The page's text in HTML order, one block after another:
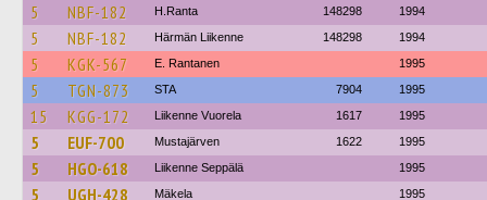
5 NBF-182 H.Ranta 148298 1994
5 NBF-182 Härmän Liikenne 148298 1994
5 KGK-567 E. Rantanen 1995
5 TGN-873 STA 7904 1995
15 KGG-172 Liikenne Vuorela 1617 1995
5 EUF-700 Mustajärven 1622 1995
5 HGO-618 Liikenne Seppälä 1995
5 UGH-428 Mäkela 1995